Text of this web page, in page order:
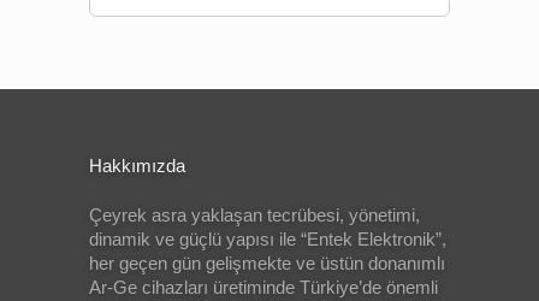
Hakkımızda
Çeyrek asra yaklaşan tecrübesi, yönetimi,
dinamik ve güçlü yapısı ile “Entek Elektronik”,
her geçen gün gelişmekte ve üstün donanımlı
Ar-Ge cihazları üretiminde Türkiye’de önemli